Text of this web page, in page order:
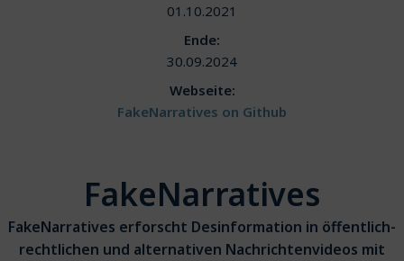
01.10.2021
Ende:
30.09.2024
Webseite:
FakeNarratives on Github
FakeNarratives
FakeNarratives erforscht Desinformation in öffentlich-
rechtlichen und alternativen Nachrichtenvideos mit